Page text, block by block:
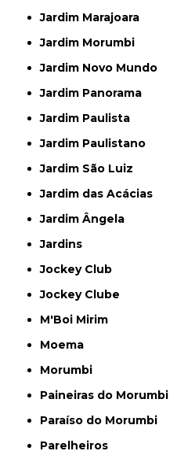
Jardim Marajoara
Jardim Morumbi
Jardim Novo Mundo
Jardim Panorama
Jardim Paulista
Jardim Paulistano
Jardim São Luiz
Jardim das Acácias
Jardim Ângela
Jardins
Jockey Club
Jockey Clube
M'Boi Mirim
Moema
Morumbi
Paineiras do Morumbi
Paraíso do Morumbi
Parelheiros